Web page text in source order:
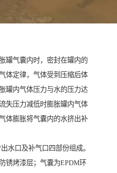
罐气囊内时，密封在罐内的
体定律，气体受到压缩后体
罐内气体压力与水的压力达
失压力减低时膨胀罐内气体
体膨胀将气囊内的水挤出补
水口及补气口四部份组成。
锈烤漆层；气囊为EPDM环